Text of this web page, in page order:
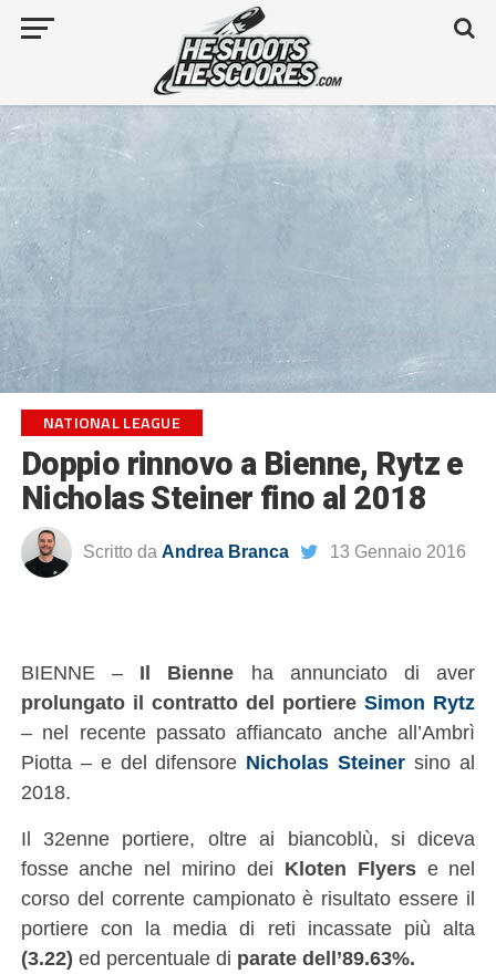
NATIONAL LEAGUE
Doppio rinnovo a Bienne, Rytz e
Nicholas Steiner fino al 2018
Scritto da Andrea Branca 13 Gennaio 2016
BIENNE – Il Bienne ha annunciato di aver
prolungato il contratto del portiereSimon Rytz
– nel recente passato affiancato anche all’Ambrì
Piotta – e del difensore Nicholas Steiner sino al
2018.
Il 32enne portiere, oltre ai biancoblù, si diceva
fosse anche nel mirino dei Kloten Flyerse nel
corso del corrente campionato è risultato essere il
portiere con la media di reti incassate più alta
(3.22) ed percentuale di parate dell’89.63%.